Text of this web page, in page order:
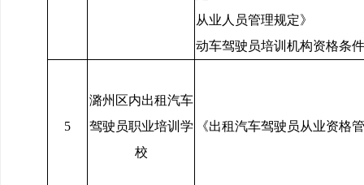
从业人员管理规定》
动车驾驶员培训机构资格条
5
潞州区内出租汽车
驾驶员职业培训学
校
《出租汽车驾驶员从业资格